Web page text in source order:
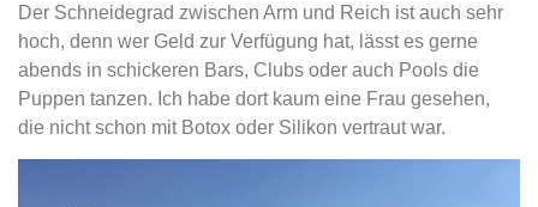
Der Schneidegrad zwischen Arm und Reich ist auch sehr
hoch, denn wer Geld zur Verfügung hat, lässt es gerne
abends in schickeren Bars, Clubs oder auch Pools die
Puppen tanzen. Ich habe dort kaum eine Frau gesehen,
die nicht schon mit Botox oder Silikon vertraut war.